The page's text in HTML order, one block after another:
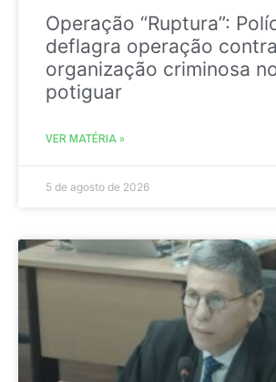
Operação “Ruptura”:
deflagra operação contra
organização criminosa
potiguar
VER MATÉRIA »
5 de agosto de 2026